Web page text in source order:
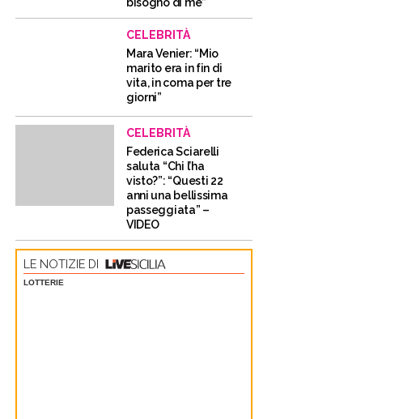
CELEBRITÀ
Mara Venier: “Mio
marito era in fin di
vita, in coma per tre
giorni”
CELEBRITÀ
Federica Sciarelli
saluta “Chi l’ha
visto?”: “Questi 22
anni una bellissima
passeggiata” –
VIDEO
LE NOTIZIE DI
LOTTERIE